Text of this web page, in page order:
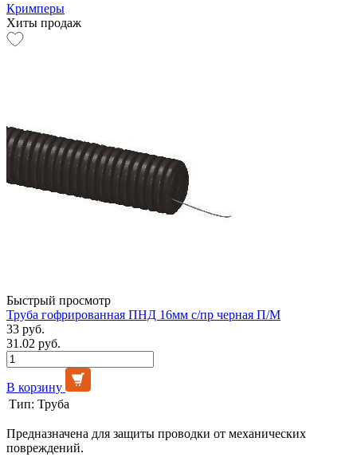
Кримперы
Хиты продаж
Быстрый просмотр
Труба гофрированная ПНД 16мм с/пр черная П/М
33 руб.
31.02 руб.
В корзину
Тип: Труба
Предназначена для защиты проводки от механических
повреждений.